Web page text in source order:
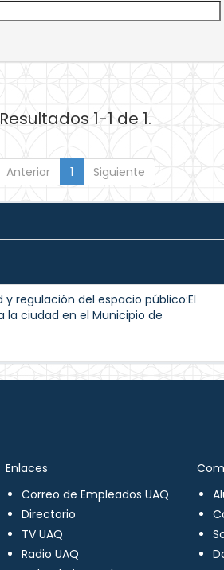
Resultados 1-1 de 1.
Anterior 1 Siguiente
regulación del espacio público:El
ciudad en el Municipio de
Enlaces
Correo de Empleados UAQ
Directorio
TV UAQ
Radio UAQ